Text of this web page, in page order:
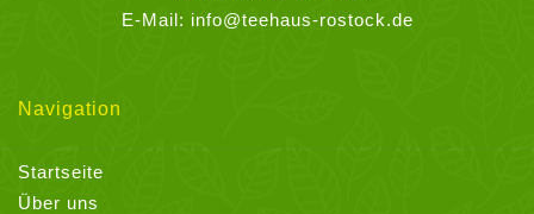
E-Mail: info@teehaus-rostock.de
Navigation
Startseite
Über uns